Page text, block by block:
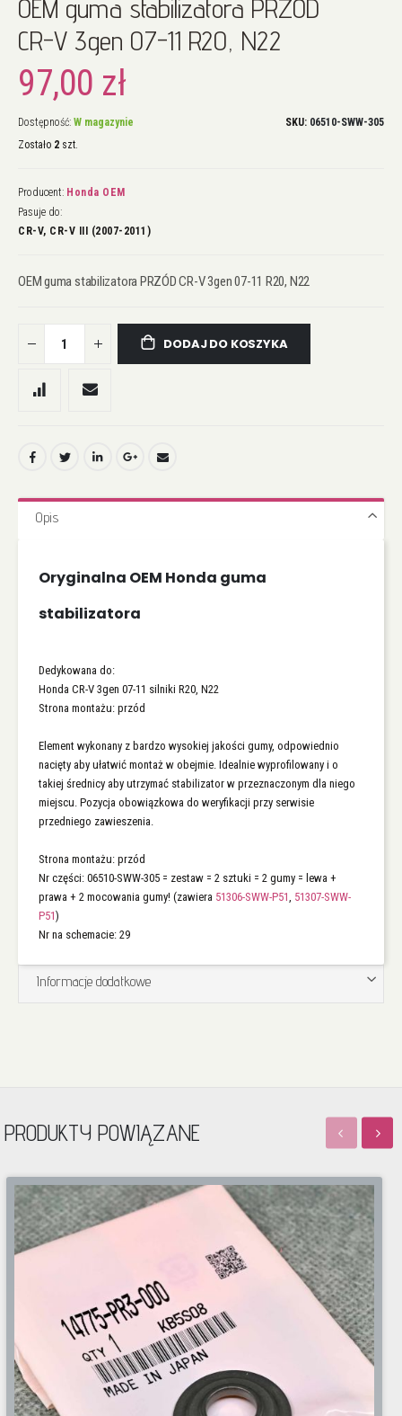
początek
galerii
OEM guma stabilizatora PRZÓD
CR-V 3gen 07-11 R20, N22
97,00 zł
Dostępność: W magazynie
Zostało 2 szt.
SKU 06510-SWW-305
Producent: Honda OEM
Pasuje do:
CR-V, CR-V III (2007-2011)
OEM guma stabilizatora PRZÓD CR-V 3gen 07-11 R20, N22
DODAJ DO KOSZYKA
Opis
Oryginalna OEM Honda guma
stabilizatora
Dedykowana do:
Honda CR-V 3gen 07-11 silniki R20, N22
Strona montażu: przód
Element wykonany z bardzo wysokiej jakości gumy, odpowiednio
nacięty aby ułatwić montaż w obejmie. Idealnie wyprofilowany i o
takiej średnicy aby utrzymać stabilizator w przeznaczonym dla niego
miejscu. Pozycja obowiązkowa do weryfikacji przy serwisie
przedniego zawieszenia.
Strona montażu: przód
Nr części: 06510-SWW-305 = zestaw = 2 sztuki = 2 gumy = lewa +
prawa + 2 mocowania gumy! (zawiera 51306-SWW-P51 51307-SWW-
P51)
Nr na schemacie: 29
Informacje dodatkowe
PRODUKTY POWIĄZANE